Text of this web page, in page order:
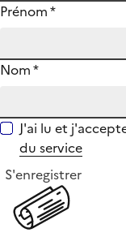
Prénom*
Nom*
J'ai lu et
du service
S'enregistrer